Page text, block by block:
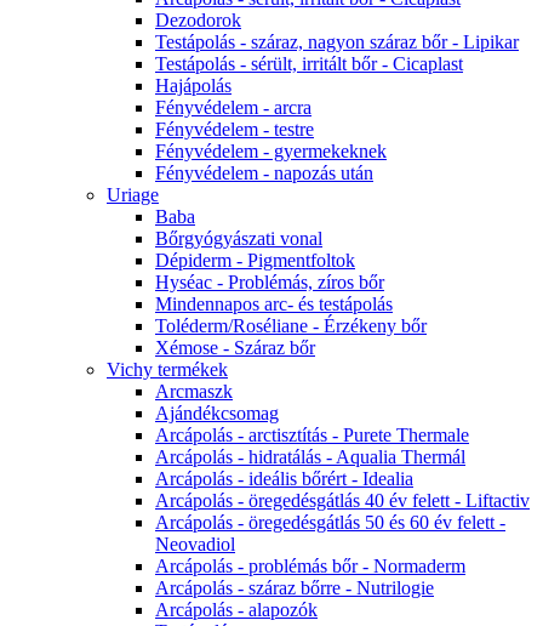
Dezodorok
Testápolás - száraz, nagyon száraz bőr - Lipikar
Testápolás - sérült, irritált bőr - Cicaplast
Hajápolás
Fényvédelem - arcra
Fényvédelem - testre
Fényvédelem - gyermekeknek
Fényvédelem - napozás után
Uriage
Baba
Bőrgyógyászati vonal
Dépiderm - Pigmentfoltok
Hyséac - Problémás, zíros bőr
Mindennapos arc- és testápolás
Toléderm/Roséliane - Érzékeny bőr
Xémose - Száraz bőr
Vichy termékek
Arcmaszk
Ajándékcsomag
Arcápolás - arctisztítás - Purete Thermale
Arcápolás - hidratálás - Aqualia Thermál
Arcápolás - ideális bőrért - Idealia
Arcápolás - öregedésgátlás 40 év felett - Liftactiv
Arcápolás - öregedésgátlás 50 és 60 év felett -
Neovadiol
Arcápolás - problémás bőr - Normaderm
Arcápolás - száraz bőrre - Nutrilogie
Arcápolás - alapozók